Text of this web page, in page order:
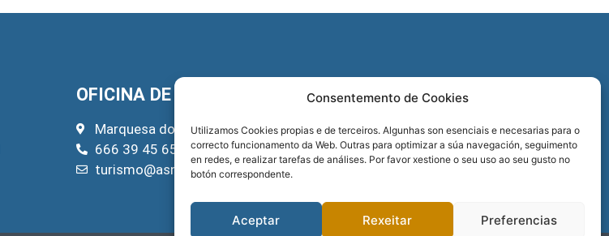
Consentemento de Cookies
Utilizamos Cookies propias e de terceiros. Algunhas son esenciais e necesarias para o
correcto funcionamento da Web. Outras para optimizar a súa navegación, seguimento
en redes, e realizar tarefas de análises. Por favor xestione o seu uso ao seu gusto no
botón correspondente.
Aceptar Rexeitar Preferencias
OFICINA DE TURISMO
Marquesa do Pazo, 22
666 39 45 65
turismo@asneves.gal
REDES SOCIAIS